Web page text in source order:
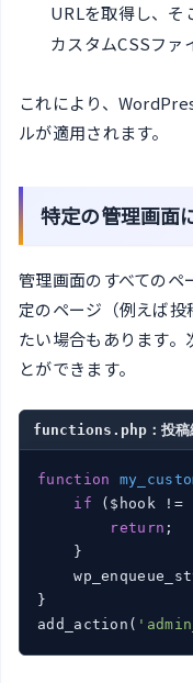
URLを取得し、そ
カスタムCSSファ
これにより、
ルが適用されます。
特定の管理画面
管理画面のすべてのペ
定のページ（例えば
たい場合もあります
とができます。
functions.php：投稿編
function
if ($hook !=
return ;
    }
}
add_action(